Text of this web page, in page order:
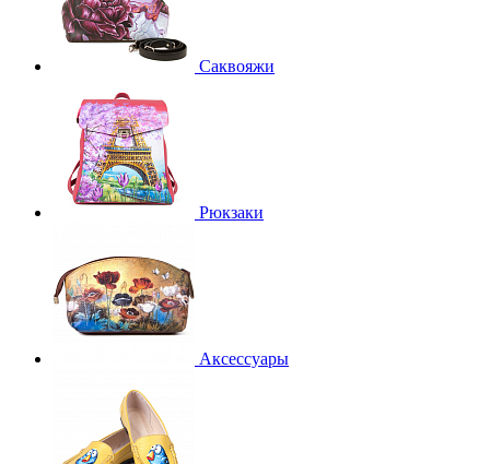
Саквояжи
Рюкзаки
Аксессуары